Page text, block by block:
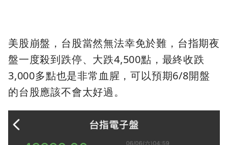
美股崩盤，台股當然無法幸免於難，台指期夜
盤一度殺到跌停、大跌4,500點，最終收跌
3,000多點也是非常血腥，可以預期6/8開盤
的台股應該不會太好過。